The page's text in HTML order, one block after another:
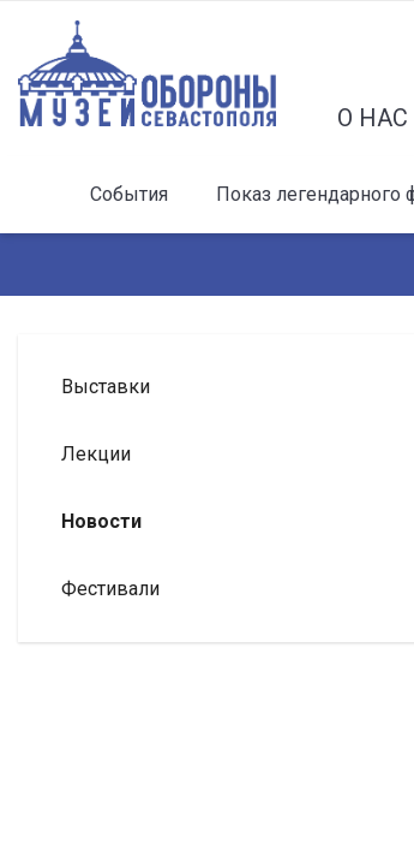
О НАС
События Показ
Выставки
Лекции
Новости
Фестивали